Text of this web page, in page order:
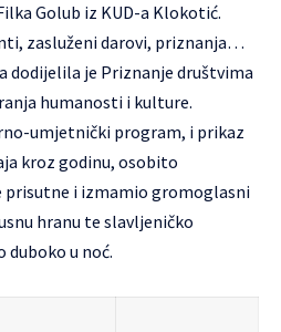
Golub iz KUD-a Klokotić.
zasluženi darovi, priznanja…
dodijelila je Priznanje društvima
humanosti i kulture.
umjetnički program, i prikaz
kroz godinu, osobito
prisutne i izmamio gromoglasni
hranu te slavljeničko
duboko u noć.